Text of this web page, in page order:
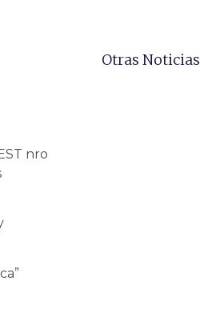
nro
Otras Noticias